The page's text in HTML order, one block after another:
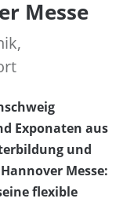
Messe
Exponaten aus
und
Messe:
flexible